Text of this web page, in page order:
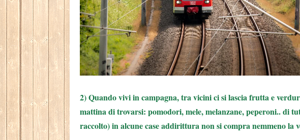
2) Quando vivi in campagna, tra vicini ci si lascia frutta e
mattina di trovarsi: pomodori, mele, melanzane, peperoni.. di
raccolto) in alcune case addirittura non si compra nemmeno la